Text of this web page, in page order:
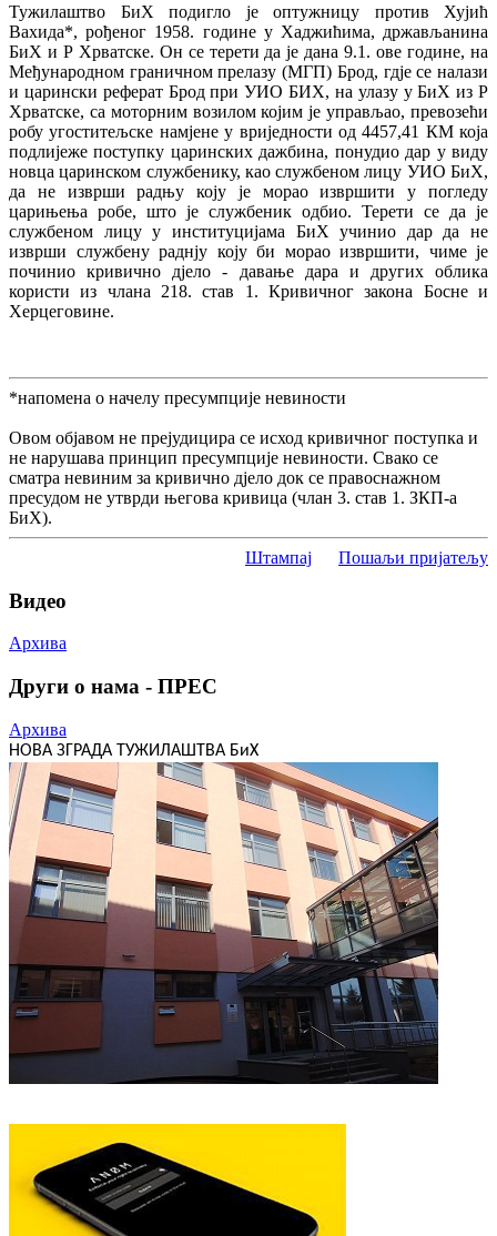
Тужилаштво БиХ подигло је оптужницу против Хујић
Вахида*, рођеног 1958. године у Хаджићима, држављанина
БиХ и Р Хрватске. Он се терети да је дана 9.1. ове године, на
Међународном граничном прелазу (МГП) Брод, гдје се налази
и царински реферат Брод при УИО БИХ, на улазу у БиХ из Р
Хрватске, са моторним возилом којим је управљао, превозећи
робу угоститељске намјене у вриједности од 4457,41 КМ која
подлијеже поступку царинских дажбина, понудио дар у виду
новца царинском службенику, као службеном лицу УИО БиХ,
да не изврши радњу коју је морао извршити у погледу
царињења робе, што је службеник одбио. Терети се да је
службеном лицу у институцијама БиХ учинио дар да не
изврши службену раднју коју би морао извршити, чиме је
починио кривично дјело - давање дара и других облика
користи из члана 218. став 1. Кривичног закона Босне и
Херцеговине.
*напомена о начелу пресумпције невиности
Овом објавом не прејудицира се исход кривичног поступка и
не нарушава принцип пресумпције невиности. Свако се
сматра невиним за кривично дјело док се правоснажном
пресудом не утврди његова кривица (члан 3. став 1. ЗКП-а
БиХ).
Штампај Пошаљи пријатељу
Видео
Архива
Други о нама - ПРЕС
Архива
НОВА ЗГРАДА ТУЖИЛАШТВА БиХ